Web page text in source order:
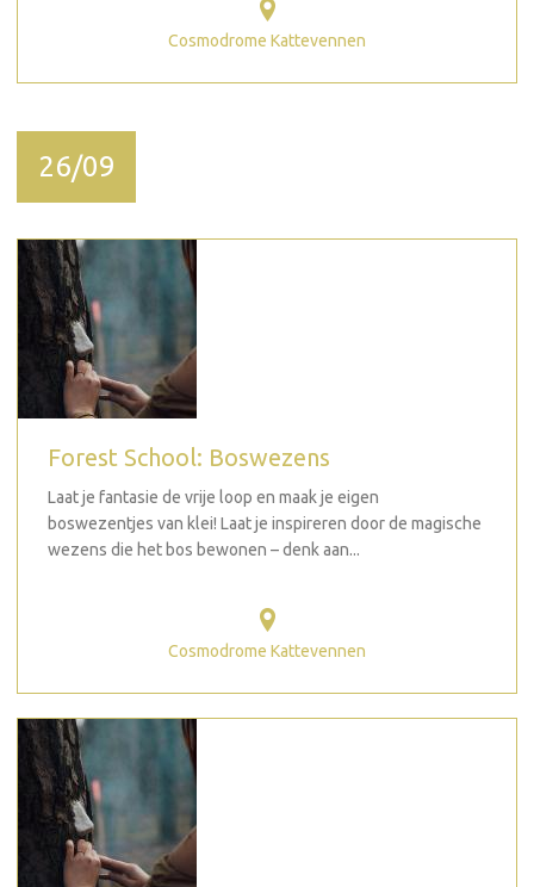
Cosmodrome Kattevennen
26/09
Forest School: Boswezens
Laat je fantasie de vrije loop en maak je eigen
boswezentjes van klei! Laat je inspireren door de magische
wezens die het bos bewonen – denk aan...
Cosmodrome Kattevennen